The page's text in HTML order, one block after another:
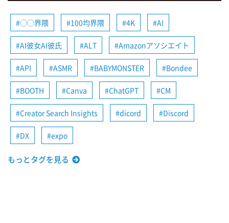
◯◯界隈 100均界隈 4K AI
AI彼女AI彼氏 ALT Amazonアソシエイト
API ASMR BABYMONSTER Bondee
BOOTH Canva ChatGPT CM
Creator Search Insights dicord Discord
DX expo
もっとタグを見る